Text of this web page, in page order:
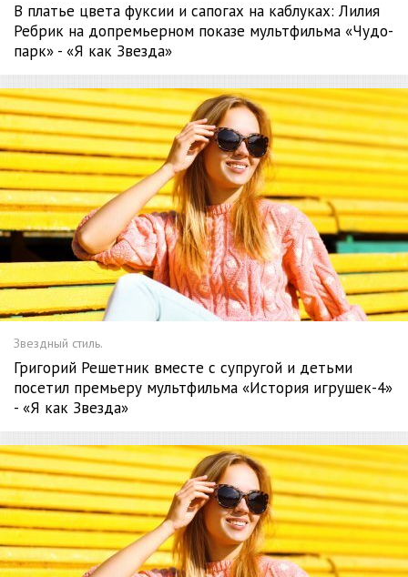
В платье цвета фуксии и сапогах на каблуках: Лилия
Ребрик на допремьерном показе мультфильма «Чудо-
парк» - «Я как Звезда»
Звездный стиль.
Григорий Решетник вместе с супругой и детьми
посетил премьеру мультфильма «История игрушек-4»
- «Я как Звезда»